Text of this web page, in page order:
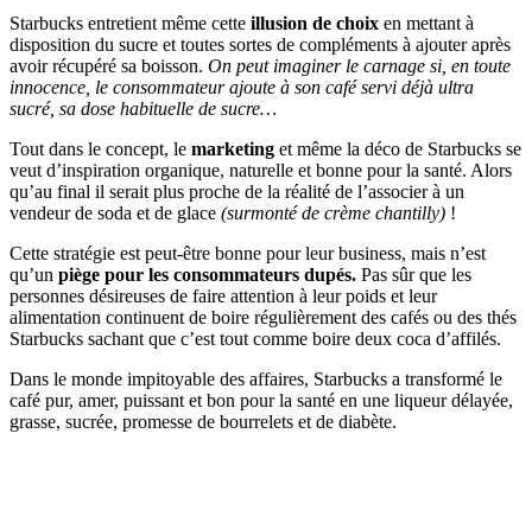
Starbucks entretient même cette illusion de choix en mettant à
disposition du sucre et toutes sortes de compléments à ajouter après
avoir récupéré sa boisson. On peut imaginer le carnage si, en toute
innocence, le consommateur ajoute à son café servi déjà ultra
sucré, sa dose habituelle de sucre…
Tout dans le concept, le marketing et même la déco de Starbucks se
veut d’inspiration organique, naturelle et bonne pour la santé. Alors
qu’au final il serait plus proche de la réalité de l’associer à un
vendeur de soda et de glace (surmonté de crème chantilly) !
Cette stratégie est peut-être bonne pour leur business, mais n’est
qu’un piège pour les consommateurs dupés. Pas sûr que les
personnes désireuses de faire attention à leur poids et leur
alimentation continuent de boire régulièrement des cafés ou des thés
Starbucks sachant que c’est tout comme boire deux coca d’affilés.
Dans le monde impitoyable des affaires, Starbucks a transformé le
café pur, amer, puissant et bon pour la santé en une liqueur délayée,
grasse, sucrée, promesse de bourrelets et de diabète.